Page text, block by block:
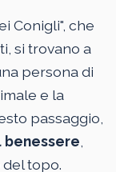
Conigli", che
si trovano a
persona di
e la
passaggio,
topo.